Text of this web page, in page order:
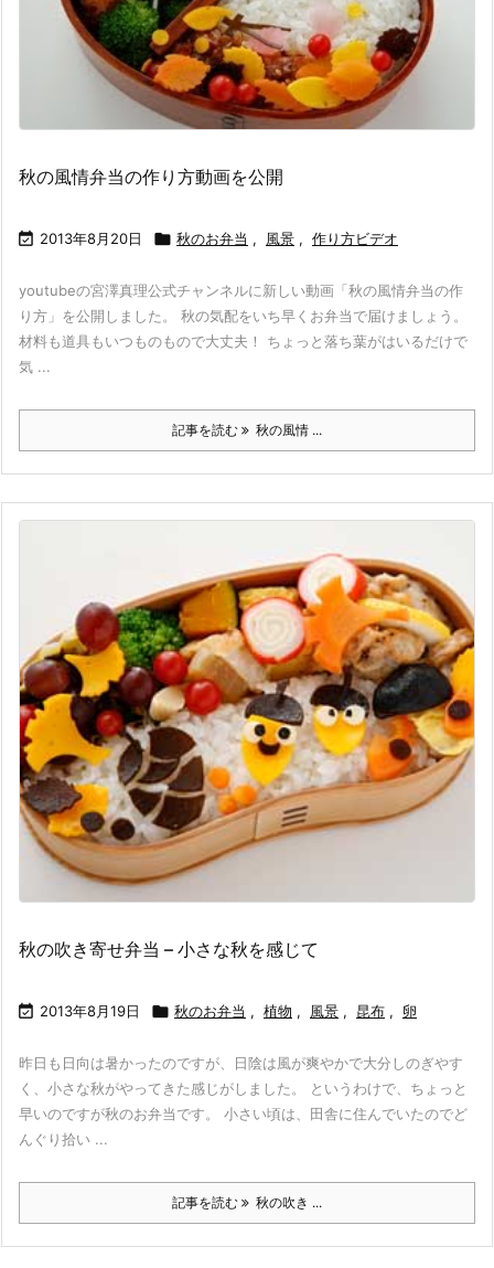
秋の風情弁当の作り方動画を公開
 2013年8月20日  秋のお弁当 , 風景 , 作り方ビデオ
youtubeの宮澤真理公式チャンネルに新しい動画「秋の風情弁当の作
り方」を公開しました。 秋の気配をいち早くお弁当で届けましょう。
材料も道具もいつものもので大丈夫！ ちょっと落ち葉がはいるだけで
気 ...
記事を読む 秋の風情 ...
秋の吹き寄せ弁当 – 小さな秋を感じて
 2013年8月19日  秋のお弁当 , 植物 , 風景 , 昆布 , 卵
昨日も日向は暑かったのですが、日陰は風が爽やかで大分しのぎやす
く、小さな秋がやってきた感じがしました。 というわけで、ちょっと
早いのですが秋のお弁当です。 小さい頃は、田舎に住んでいたのでど
んぐり拾い ...
記事を読む 秋の吹き ...